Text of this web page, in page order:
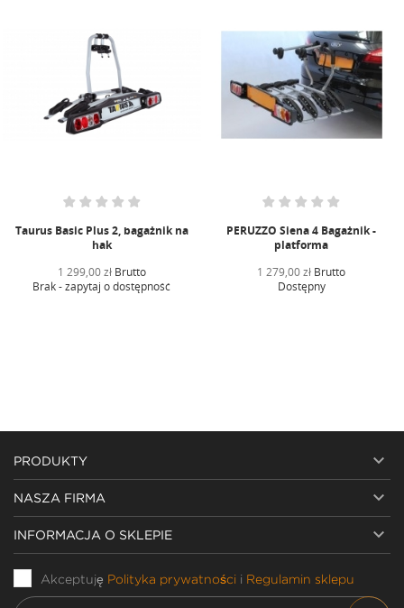
Taurus Basic Plus 2, bagażnik na
hak
1 299,00 złBrutto
Brak - zapytaj o dostępność
PERUZZO Siena 4 Bagażnik -
platforma
1 279,00 zł Brutto
Dostępny
PRODUKTY 
NASZA FIRMA 
INFORMACJA O SKLEPIE 
Akceptuję Polityka prywatności i Regulamin sklepu